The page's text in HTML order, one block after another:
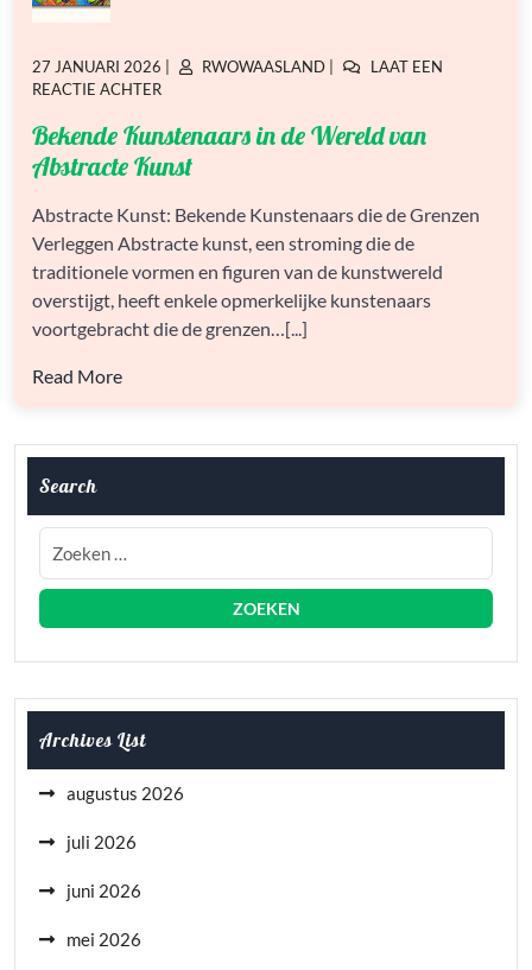
GEPLAATST
OP
27 JANUARI 2026
GEPLAATST
RWOWAASLAND
LAAT EEN
REACTIE ACHTEROP
KUNSTENAARS
DE
VAN
ABSTRACTE
KUNST
Bekende Kunstenaars in de Wereld van
Abstracte Kunst
Abstracte Kunst: Bekende Kunstenaars die de Grenzen
Verleggen Abstracte kunst, een stroming die de
traditionele vormen en figuren van de kunstwereld
overstijgt, heeft enkele opmerkelijke kunstenaars
voortgebracht die de grenzen…[...]
Read More
Search
Archives List
augustus 2026
juli 2026
juni 2026
mei 2026